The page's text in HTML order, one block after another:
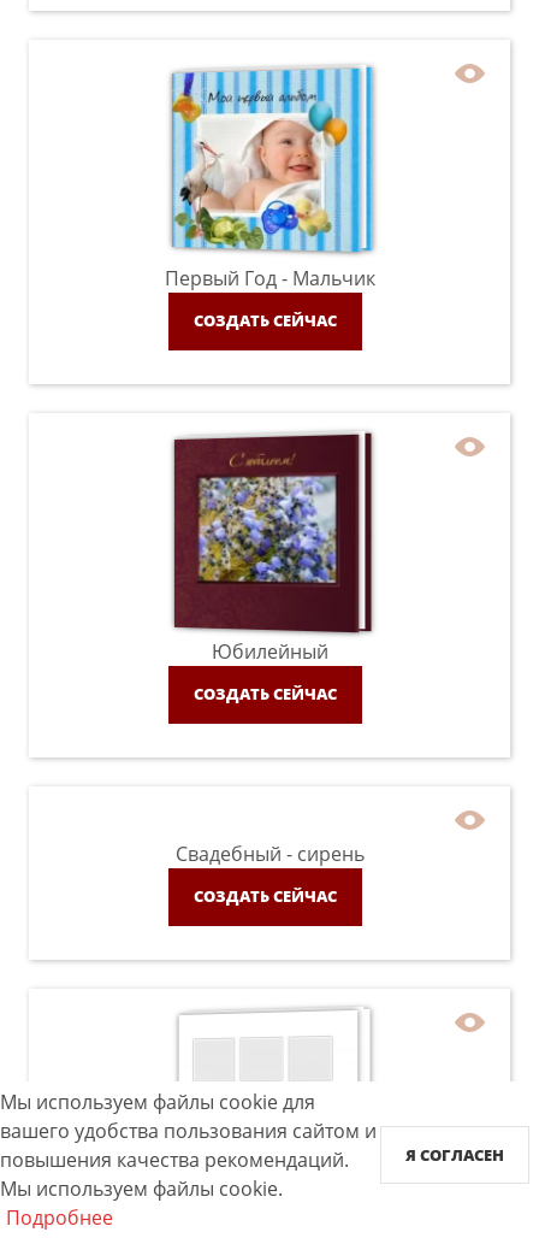
Первый Год - Мальчик
СОЗДАТЬ СЕЙЧАС
Юбилейный
СОЗДАТЬ СЕЙЧАС
Свадебный - сирень
СОЗДАТЬ СЕЙЧАС
Мы используем файлы cookie для
вашего удобства пользования сайтом и
повышения качества рекомендаций.
Мы используем файлы cookie.
Подробнее
Я СОГЛАСЕН